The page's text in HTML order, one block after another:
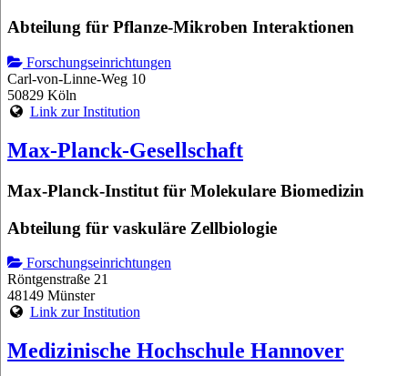
Abteilung für Pflanze-Mikroben Interaktionen
Forschungseinrichtungen
Carl-von-Linne-Weg 10
50829 Köln
Link zur Institution
Max-Planck-Gesellschaft
Max-Planck-Institut für Molekulare Biomedizin
Abteilung für vaskuläre Zellbiologie
Forschungseinrichtungen
Röntgenstraße 21
48149 Münster
Link zur Institution
Medizinische Hochschule Hannover